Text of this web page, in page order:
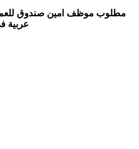
مطلوب موظف امين صندوق
عربية